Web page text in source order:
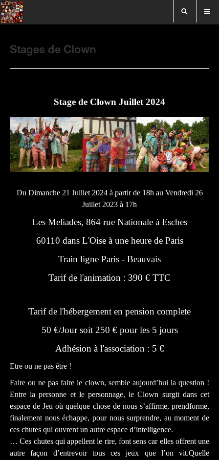
Stages de Clown
Stage de Clown Juillet 2024
Du Dimanche 21 Juillet 2024 à partir de 18h au Vendredi 26
Juillet 2023 à 17h
Les Meliades, 864 rue Nationale à Esches
60110 dans L'Oise à une heure de Paris
Train ligne Paris - Beauvais
Tarif de l'animation : 390 € TTC
Tarif de l'hébergement en pension complete
50 €/Jour soit 250 € pour les 5 jours
Adhésion à l'association : 5 €
Etre ou ne pas être !
Faire ou ne pas faire le clown, semble aujourd’hui la question !
Entre la personne et le personnage, le Clown surgit dans cet
espace de Jeu où quelque chose de nous s’affirme, prendforme,
finalement nous échappe, pour nous surprendre, au moment de
ces chutes qui ouvrent un autre espace d’intelligence.
… Ces chutes qui appellent le rire, font sens car elles offrent une
autre façon d’entrevoir tous ces jeux que l’on vit.Quelle